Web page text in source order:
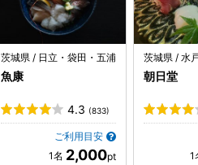
茨城県 / 日立・袋田・五浦
魚康
4.3 (833)
ご利用目安
2,000
茨城県 / 水
朝日堂